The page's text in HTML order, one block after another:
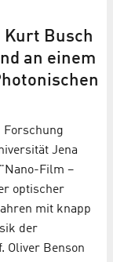
Kurt Busch
an einem
Jena
Film –
optischer
mit knapp
der
Oliver Benson